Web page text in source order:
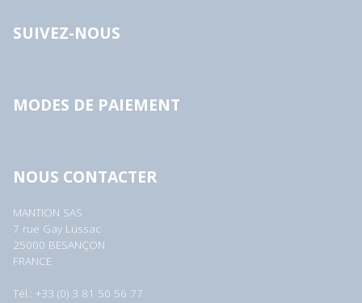
SUIVEZ-NOUS
MODES DE PAIEMENT
NOUS CONTACTER
MANTION SAS
7 rue Gay Lussac
25000 BESANÇON
FRANCE
Tél.: +33 (0) 3 81 50 56 77